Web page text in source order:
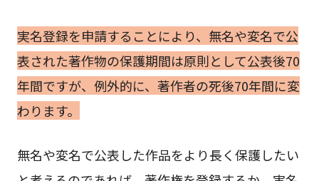
実名登録を申請することにより、無名や変名で公
表された著作物の保護期間は原則として公表後70
年間ですが、例外的に、著作者の死後70年間に変
わります。
無名や変名で公表した作品をより長く保護したい